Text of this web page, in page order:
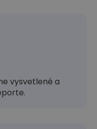
vysvetlené a